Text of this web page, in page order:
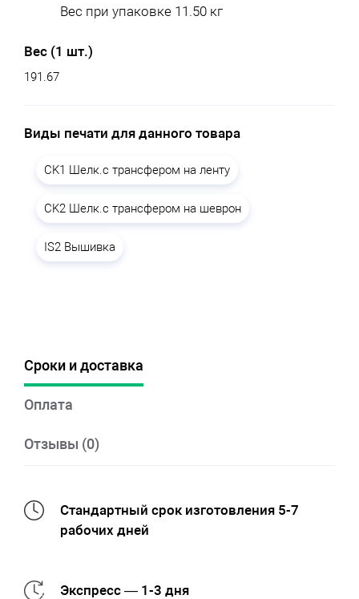
Вес при упаковке 11.50 кг
Вес (1 шт.)
191.67
Виды печати для данного товара
CK1 Шелк.с трансфером на ленту
CK2 Шелк.с трансфером на шеврон
IS2 Вышивка
Сроки и доставка
Оплата
Отзывы (0)
Стандартный срок изготовления 5-7
рабочих дней
Экспресс — 1-3 дня